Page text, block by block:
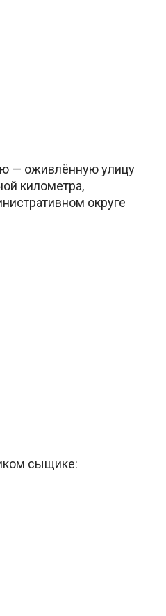
— оживлённую улицу
километра,
округе
сыщике: